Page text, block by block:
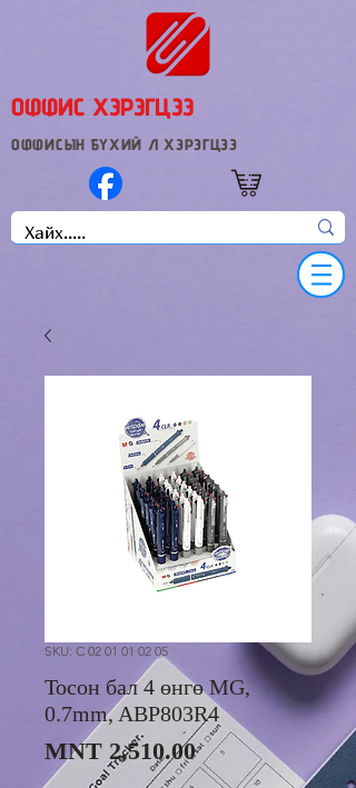
ОФФИС ХЭРЭГЦЭЭ
ОФФИСЫН БҮХИЙ Л ХЭРЭГЦЭЭ
SKU: C 02 01 01 02 05
Тосон бал 4 өнгө MG,
0.7mm, ABP803R4
MNT 2,510.00Price